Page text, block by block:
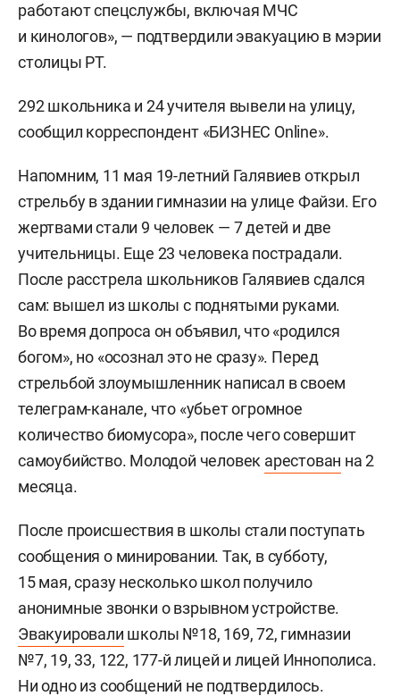
работают спецслужбы, включая МЧС
и кинологов», — подтвердили эвакуацию в мэрии
столицы РТ.
292 школьника и 24 учителя вывели на улицу,
сообщил корреспондент «БИЗНЕС Online».
Напомним, 11 мая 19-летний Галявиев открыл
стрельбу в здании гимназии на улице Файзи. Его
жертвами стали 9 человек — 7 детей и две
учительницы. Еще 23 человека пострадали.
После расстрела школьников Галявиев сдался
сам: вышел из школы с поднятыми руками.
Во время допроса он объявил, что «родился
богом», но «осознал это не сразу». Перед
стрельбой злоумышленник написал в своем
телеграм-канале, что «убьет огромное
количество биомусора», после чего совершит
самоубийство. Молодой человек арестован на 2
месяца.
После происшествия в школы стали поступать
сообщения о минировании. Так, в субботу,
15 мая, сразу несколько школ получило
анонимные звонки о взрывном устройстве.
Эвакуировали школы №18, 169, 72, гимназии
№7, 19, 33, 122, 177-й лицей и лицей Иннополиса.
Ни одно из сообщений не подтвердилось.